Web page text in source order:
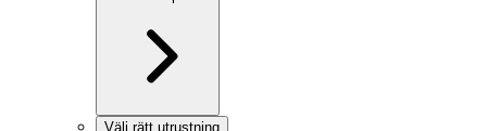
Välj rätt utrustning